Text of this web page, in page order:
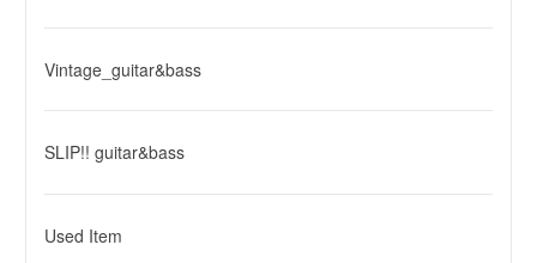
Vintage_guitar&bass
SLIP!! guitar&bass
Used Item